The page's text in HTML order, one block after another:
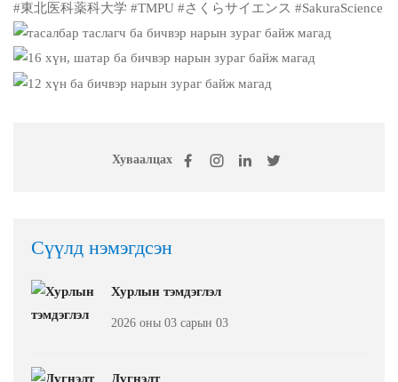
#東北医科薬科大学 #TMPU #さくらサイエンス #SakuraScience
Хуваалцах
Сүүлд нэмэгдсэн
Хурлын тэмдэглэл
2026 оны 03 сарын 03
Дүгнэлт